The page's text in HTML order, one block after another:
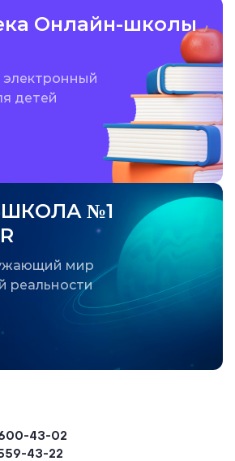
Онлайн-школы
детей
№1
мир
реальности
43-02
43-22